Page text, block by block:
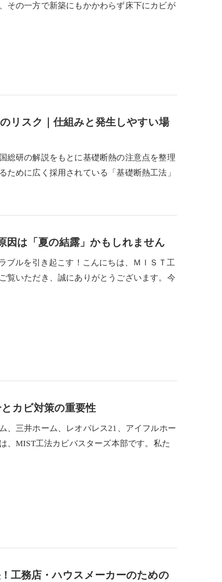
その一方で新築にもかかわらず床下にカビが
リスク｜仕組みと発生しやすい場
総研の解説をもとに基礎断熱の注意点を整理
めに広く採用されている「基礎断熱工法」
は「夏の結露」かもしれません
ブルを引き起こす！こんにちは、ＭＩＳＴ工
覧いただき、誠にありがとうございます。今
カビ対策の重要性
、三井ホーム、レオパレス21、アイフルホー
、MIST工法カビバスターズ本部です。私た
工務店・ハウスメーカーのための